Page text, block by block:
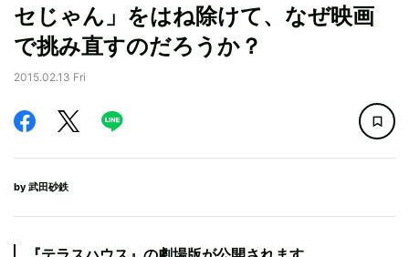
セじゃん」をはね除けて、なぜ映画
で挑み直すのだろうか？
2015.02.13 Fri
by 武田砂鉄